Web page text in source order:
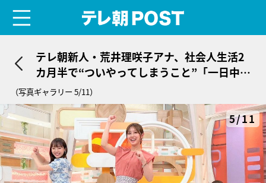
テレ朝新人・荒井理咲子アナ、社会人生活2
カ月半で“ついやってしまうこと”「一日中働
いた後、帰り道に…」
（写真ギャラリー 5/11）
5/11